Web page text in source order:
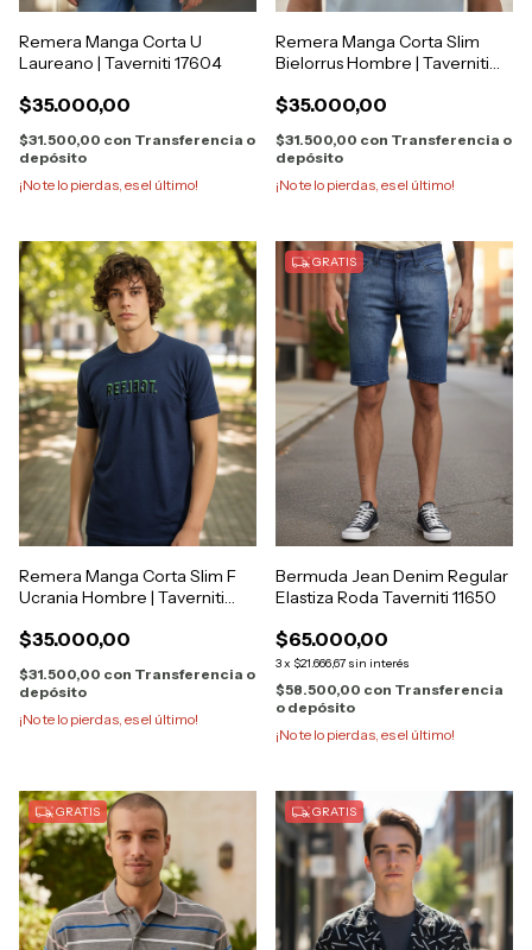
Remera Manga Corta U
Laureano | Taverniti 17604
$35.000,00
$31.500,00 con Transferencia o
depósito
¡No te lo pierdas, es el último!
Remera Manga Corta Slim
Bielorrus Hombre | Taverniti
$35.000,00
$31.500,00 con Transferencia o
depósito
¡No te lo pierdas, es el último!
Remera Manga Corta Slim F
Ucrania Hombre | Taverniti
$35.000,00
$31.500,00 con Transferencia o
depósito
¡No te lo pierdas, es el último!
GRATIS
Bermuda Jean Denim Regular
Elastiza Roda Taverniti 11650
$65.000,00
3x $21.666,67 sin interés
$58.500,00 con Transferencia
o depósito
¡No te lo pierdas, es el último!
GRATIS GRATIS